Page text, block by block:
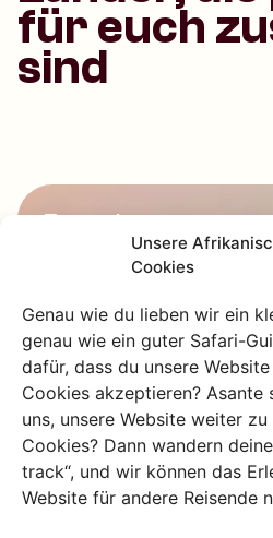
Unsere
Cookies
Genau wie du lieben wir ein
genau wie ein guter Safari-
dafür, dass du unsere
Cookies akzeptieren? Asante
uns, unsere Website weiter zu
Cookies? Dann wandern
track“, und wir können das
Website für andere Reisende
für euch
sind
Tansania
Von hohen
Stränden
Entdecke mit Charlie's
authentische Tansania.
die Suche nach den Big
atemberaubende
entspanne dich an
Strand.